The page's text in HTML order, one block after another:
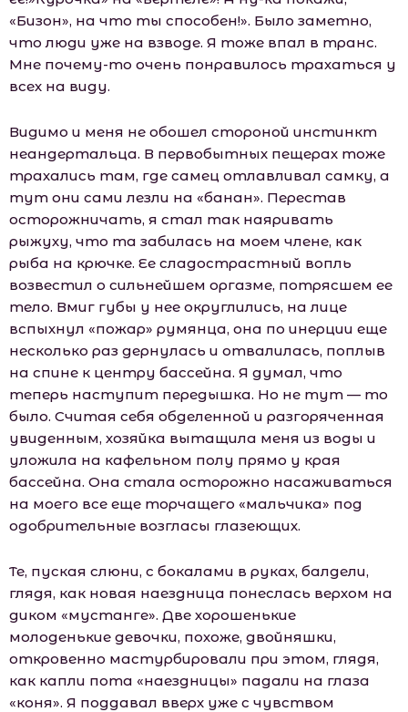
«Бизон», на что ты способен!». Было заметно,
что люди уже на взводе. Я тоже впал в транс.
Мне почему-то очень понравилось трахаться у
всех на виду.
Видимо и меня не обошел стороной инстинкт
неандертальца. В первобытных пещерах тоже
трахались там, где самец отлавливал самку, а
тут они сами лезли на «банан». Перестав
осторожничать, я стал так наяривать
рыжуху, что та забилась на моем члене, как
рыба на крючке. Ее сладострастный вопль
возвестил о сильнейшем оргазме, потрясшем ее
тело. Вмиг губы у нее округлились, на лице
вспыхнул «пожар» румянца, она по инерции еще
несколько раз дернулась и отвалилась, поплыв
на спине к центру бассейна. Я думал, что
теперь наступит передышка. Но не тут — то
было. Считая себя обделенной и разгоряченная
увиденным, хозяйка вытащила меня из воды и
уложила на кафельном полу прямо у края
бассейна. Она стала осторожно насаживаться
на моего все еще торчащего «мальчика» под
одобрительные возгласы глазеющих.
Те, пуская слюни, с бокалами в руках, балдели,
глядя, как новая наездница понеслась верхом на
диком «мустанге». Две хорошенькие
молоденькие девочки, похоже, двойняшки,
откровенно мастурбировали при этом, глядя,
как капли пота «наездницы» падали на глаза
«коня». Я поддавал вверх уже с чувством